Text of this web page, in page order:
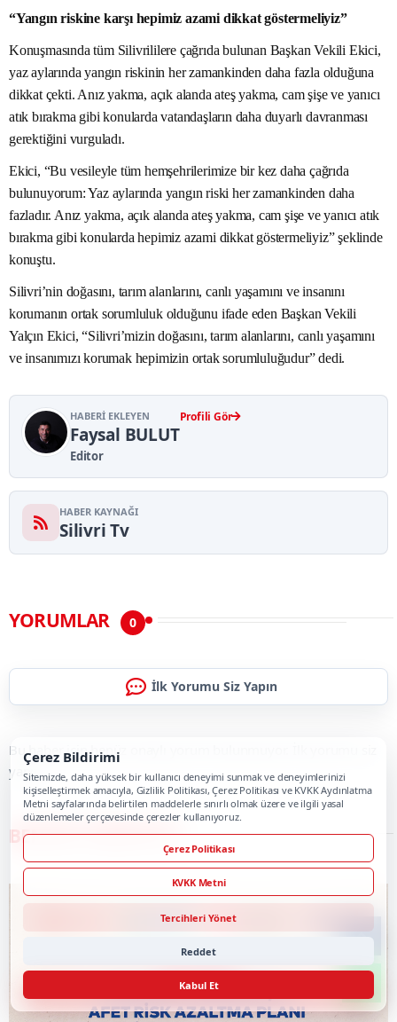
“Yangın riskine karşı hepimiz azami dikkat göstermeliyiz”
Konuşmasında tüm Silivrililere çağrıda bulunan Başkan Vekili Ekici,
yaz aylarında yangın riskinin her zamankinden daha fazla olduğuna
dikkat çekti. Anız yakma, açık alanda ateş yakma, cam şişe ve yanıcı
atık bırakma gibi konularda vatandaşların daha duyarlı davranması
gerektiğini vurguladı.
Ekici, “Bu vesileyle tüm hemşehrilerimize bir kez daha çağrıda
bulunuyorum: Yaz aylarında yangın riski her zamankinden daha
fazladır. Anız yakma, açık alanda ateş yakma, cam şişe ve yanıcı atık
bırakma gibi konularda hepimiz azami dikkat göstermeliyiz” şeklinde
konuştu.
Silivri’nin doğasını, tarım alanlarını, canlı yaşamını ve insanını
korumanın ortak sorumluluk olduğunu ifade eden Başkan Vekili
Yalçın Ekici, “Silivri’mizin doğasını, tarım alanlarını, canlı yaşamını
ve insanımızı korumak hepimizin ortak sorumluluğudur” dedi.
HABERI EKLEYEN
Faysal BULUT
Editor
Profili Gör
HABER KAYNAĞI
Silivri Tv
YORUMLAR 0
İlk Yorumu Siz Yapın
Bu haber için henüz onaylı yorum bulunmuyor. İlk yorumu siz
yapın.
BENZER HABERLER
Çerez Bildirimi
Sitemizde, daha yüksek bir kullanıcı deneyimi sunmak ve deneyimlerinizi
kişiselleştirmek amacıyla, Gizlilik Politikası, Çerez Politikası ve KVKK Aydınlatma
Metni sayfalarında belirtilen maddelerle sınırlı olmak üzere ve ilgili yasal
düzenlemeler çerçevesinde çerezler kullanıyoruz.
Çerez Politikası
KVKK Metni
Tercihleri Yönet
Reddet
Kabul Et